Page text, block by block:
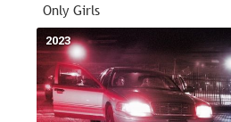
Only Girls
2023